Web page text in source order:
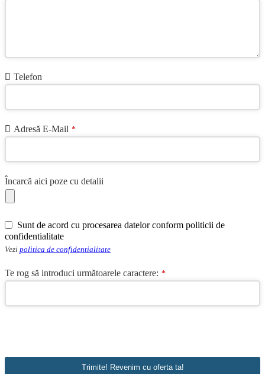
Telefon
Adresă E-Mail *
Încarcă aici poze cu detalii
Phone
Number *
Sunt de acord cu procesarea datelor conform politicii de
confidentialitate
Vezi politica de confidentialitate
Te rog să introduci următoarele caractere: *
Trimite! Revenim cu oferta ta!